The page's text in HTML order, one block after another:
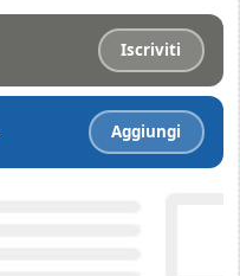
Iscriviti
Aggiungi